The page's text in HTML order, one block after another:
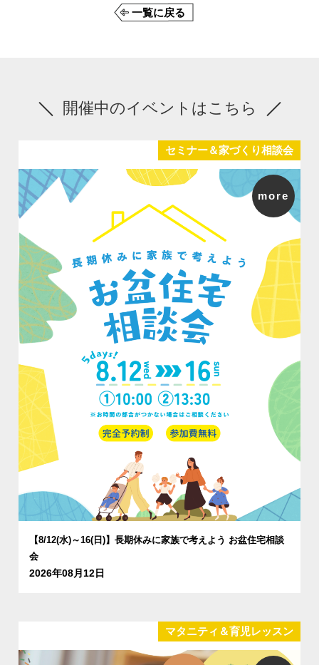
一覧に戻る
開催中のイベントはこちら
セミナー＆家づくり相談会
【8/12(水)～16(日)】長期休みに家族で考えよう お盆住宅相談
会
2026年08月12日
more
マタニティ＆育児レッスン